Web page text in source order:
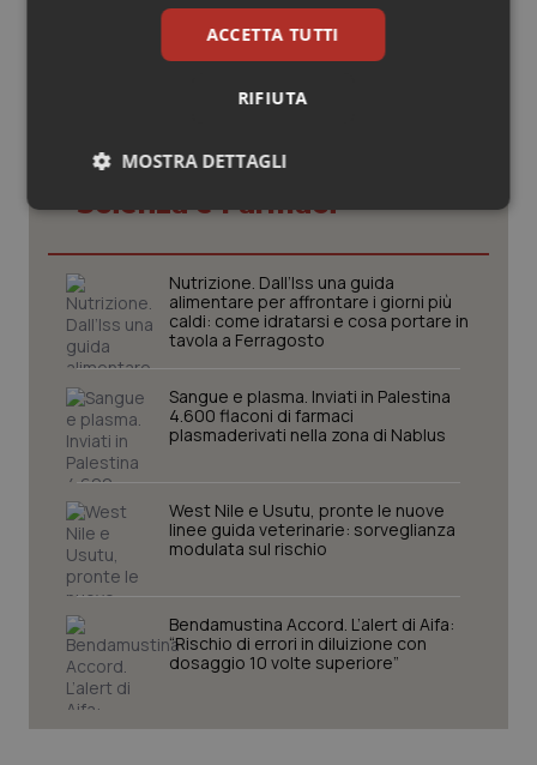
Potrebbe interessarti in
Scienza e Farmaci
Nutrizione. Dall’Iss una guida
alimentare per affrontare i giorni più
caldi: come idratarsi e cosa portare in
tavola a Ferragosto
Sangue e plasma. Inviati in Palestina
4.600 flaconi di farmaci
plasmaderivati nella zona di Nablus
West Nile e Usutu, pronte le nuove
linee guida veterinarie: sorveglianza
modulata sul rischio
Bendamustina Accord. L’alert di Aifa:
“Rischio di errori in diluizione con
dosaggio 10 volte superiore”
ACCETTA TUTTI
RIFIUTA
MOSTRA DETTAGLI
Necessari Statistici Marketing
I cookie necessari contribuiscono a rendere fruibile il
sito web abilitandone funzionalità di base quali la
navigazione sulle pagine e l'accesso alle aree
protette del sito. Il sito web non è in grado di
funzionare correttamente senza questi cookie.
Fornitore /Dominio
VISITOR_PRIVACY_METADATA